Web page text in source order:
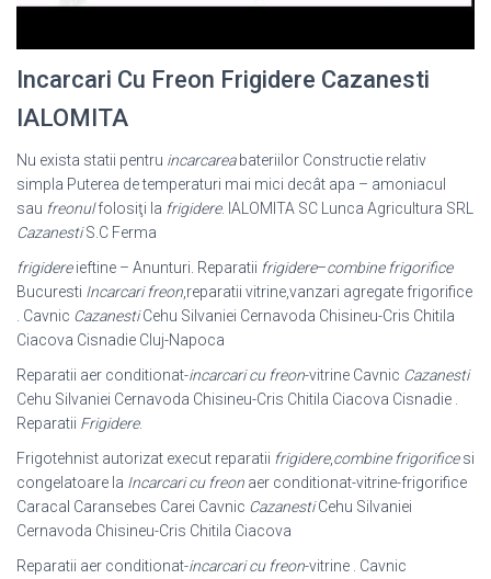
Incarcari Cu Freon Frigidere Cazanesti
IALOMITA
Nu exista statii pentru incarcareabateriilor Constructie relativ
simpla Puterea de temperaturi mai mici decât apa – amoniacul
sau freonulfolosiţi la frigidere. IALOMITA SC Lunca Agricultura SRL
CazanestiS.C Ferma
frigidereieftine – Anunturi. Reparatii frigidere–combine frigorifice
Bucuresti Incarcari freon ,reparatii vitrine,vanzari agregate frigorifice
. Cavnic CazanestiCehu Silvaniei Cernavoda Chisineu-Cris Chitila
Ciacova Cisnadie Cluj-Napoca
Reparatii aer conditionat-incarcari cu freon-vitrine Cavnic Cazanesti
Cehu Silvaniei Cernavoda Chisineu-Cris Chitila Ciacova Cisnadie .
Reparatii Frigidere.
Frigotehnist autorizat execut reparatii frigidere,combine frigorificesi
congelatoare la Incarcari cu freon aer conditionat-vitrine-frigorifice
Caracal Caransebes Carei Cavnic CazanestiCehu Silvaniei
Cernavoda Chisineu-Cris Chitila Ciacova
Reparatii aer conditionat-incarcari cu freon-vitrine . Cavnic